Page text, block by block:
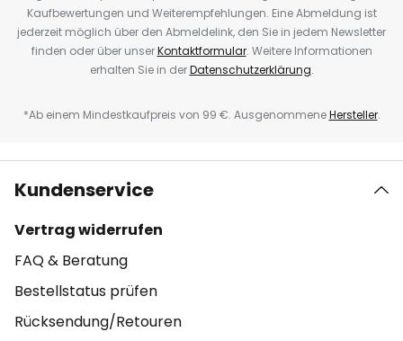
Kaufbewertungen und Weiterempfehlungen. Eine Abmeldung ist
jederzeit möglich über den Abmeldelink, den Sie in jedem Newsletter
finden oder über unserKontaktformular. Weitere Informationen
erhalten Sie in derDatenschutzerklärung.
*Ab einem Mindestkaufpreis von 99 €. AusgenommeneHersteller.
Kundenservice
Vertrag widerrufen
FAQ & Beratung
Bestellstatus prüfen
Rücksendung/Retouren